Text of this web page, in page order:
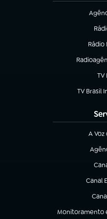
(abre
Rádio
(abre em
TV
TV Brasil
(abre em
A Voz
(abre
(abre
Canal
(abre
Monitoramento
(abre em nova